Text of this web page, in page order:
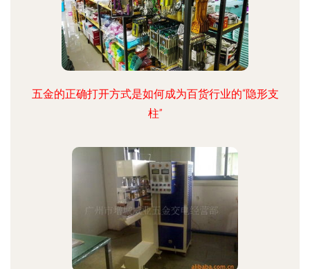
五金的正确打开方式是如何成为百货行业的“隐形支
柱”